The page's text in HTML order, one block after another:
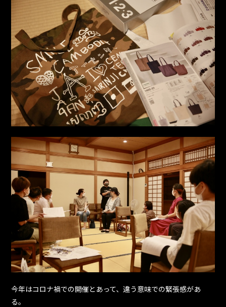
今年はコロナ禍での開催とあって、違う意味での緊張感があ
る。